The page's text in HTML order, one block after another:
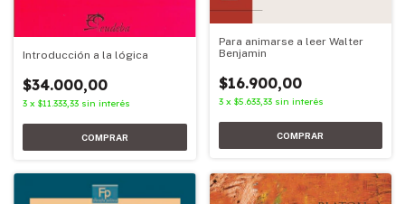
Introducción a la lógica
$34.000,00
3 x $11.333,33 sin interés
Para animarse a leer Walter
Benjamin
$16.900,00
3 x $5.633,33 sin interés